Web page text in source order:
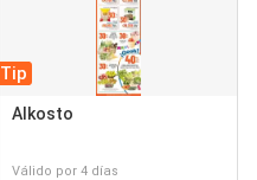
Tip
Alkosto
Válido por 4 días